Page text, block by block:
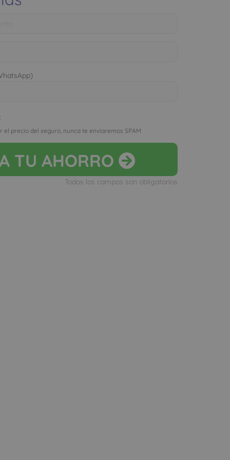
precio del seguro, nunca te enviaremos SPAM
TU AHORRO
Todos los campos son obligatorios